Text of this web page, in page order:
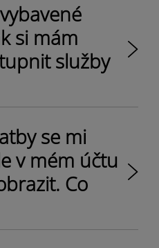
si mám
služby
se mi
v mém účtu
Co